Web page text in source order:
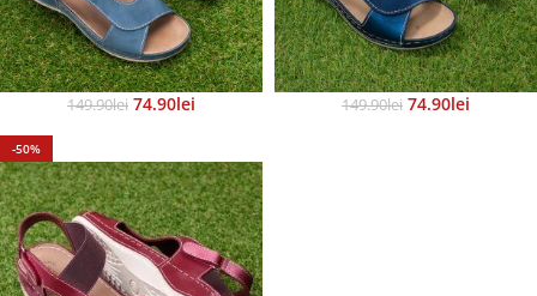
149.90Lei 74.90Lei 149.90Lei 74.90Lei
-50%